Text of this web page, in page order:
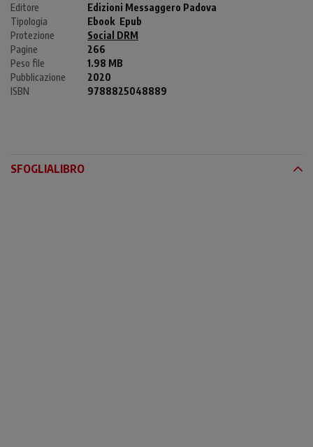
Editore
Edizioni Messaggero Padova
Tipologia
Ebook Epub
Protezione
Social DRM
Pagine
266
Peso file
1.98 MB
Pubblicazione
2020
ISBN
9788825048889
SFOGLIALIBRO